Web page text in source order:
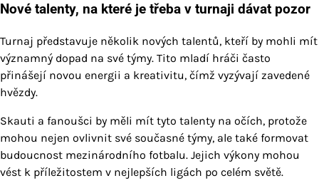
Nové talenty, na které je třeba v turnaji dávat pozor
Turnaj představuje několik nových talentů, kteří by mohli mít
významný dopad na své týmy. Tito mladí hráči často
přinášejí novou energii a kreativitu, čímž vyzývají zavedené
hvězdy.
Skauti a fanoušci by měli mít tyto talenty na očích, protože
mohou nejen ovlivnit své současné týmy, ale také formovat
budoucnost mezinárodního fotbalu. Jejich výkony mohou
vést k příležitostem v nejlepších ligách po celém světě.